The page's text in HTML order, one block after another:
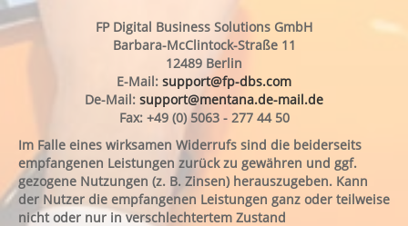
FP Digital Business Solutions GmbH
Barbara-McClintock-Straße 11
12489 Berlin
E-Mail: support@fp-dbs.com
De-Mail: support@mentana.de-mail.de
Fax: +49 (0) 5063 - 277 44 50
Im Falle eines wirksamen Widerrufs sind die beiderseits
empfangenen Leistungen zurück zu gewähren und ggf.
gezogene Nutzungen (z. B. Zinsen) herauszugeben. Kann
der Nutzer die empfangenen Leistungen ganz oder teilweise
nicht oder nur in verschlechtertem Zustand